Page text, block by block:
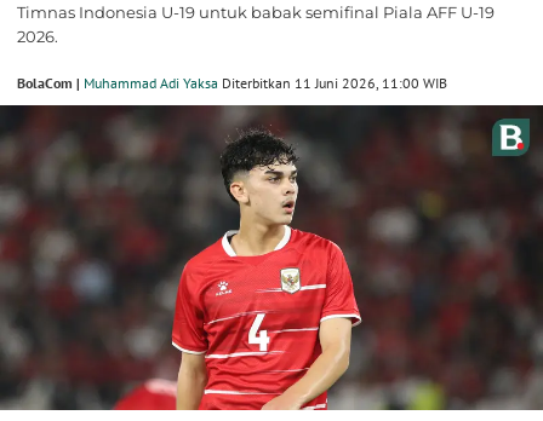
Timnas Indonesia U-19 untuk babak semifinal Piala AFF U-19
2026.
BolaCom | Muhammad Adi Yaksa Diterbitkan 11 Juni 2026, 11:00 WIB